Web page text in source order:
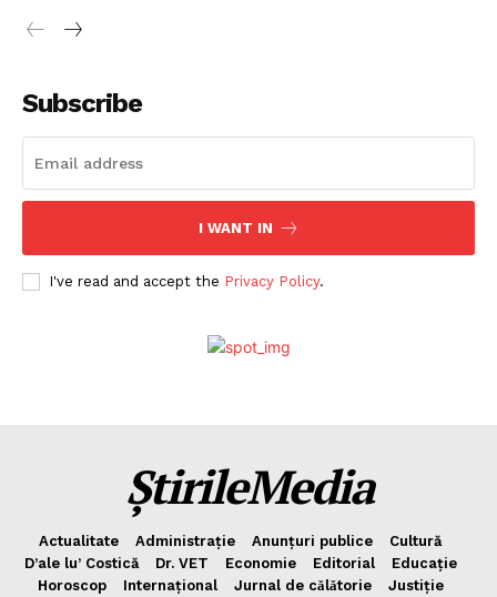
Subscribe
I WANT IN
I've read and accept the Privacy Policy.
ȘtirileMedia
Actualitate Administrație Anunțuri publice
Cultură
D’ale lu’ Costică
Dr. VET Economie Editorial
Educație
Horoscop
Internațional Jurnal de cǎlǎtorie
Justiție